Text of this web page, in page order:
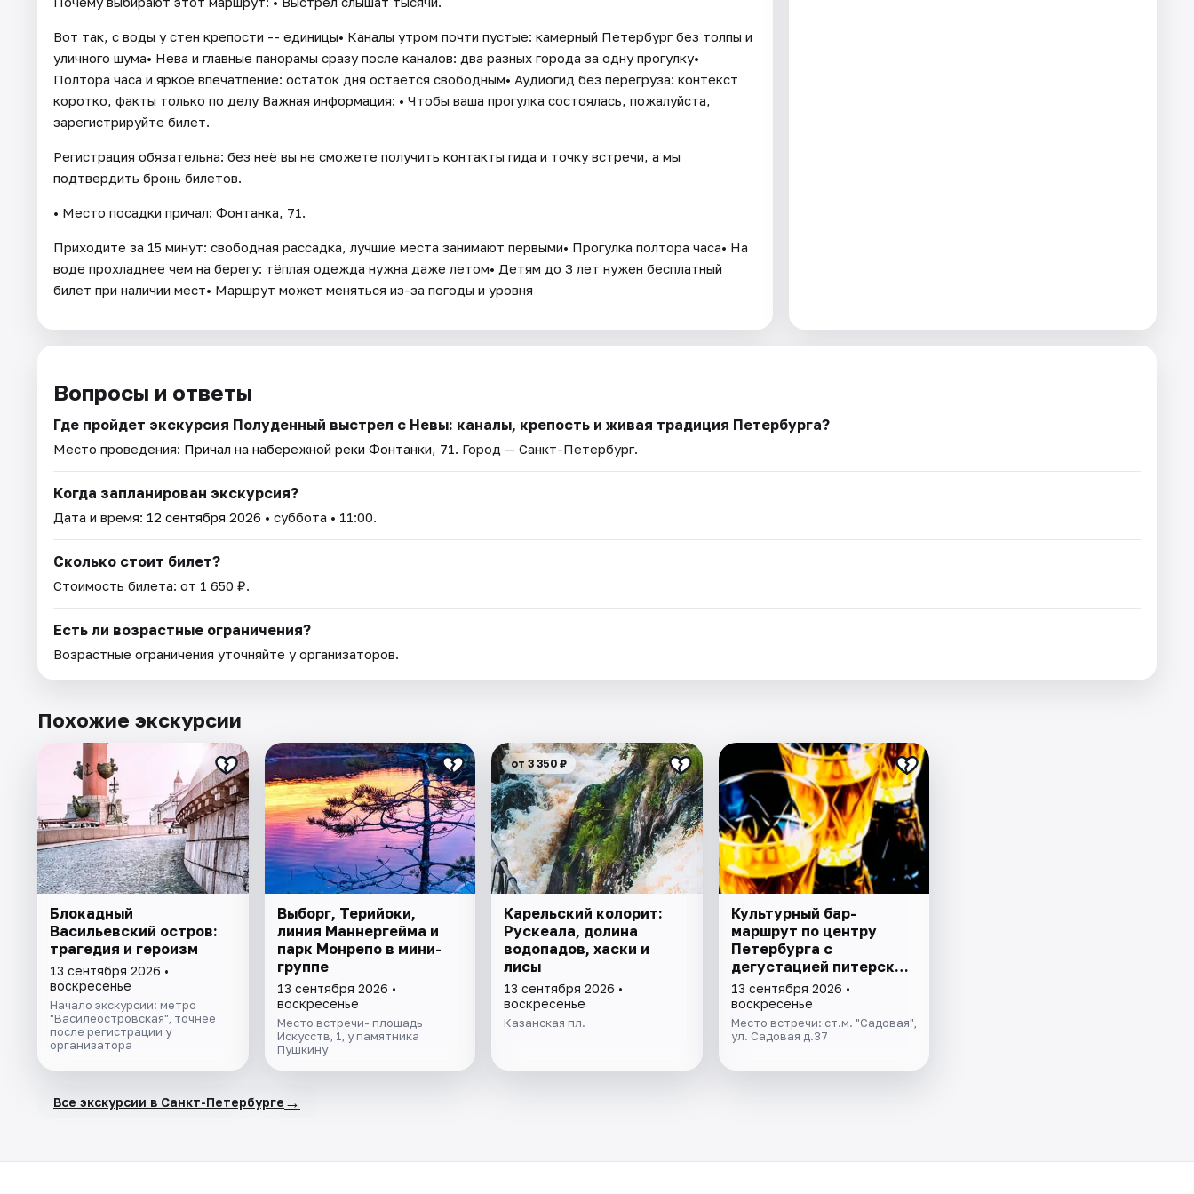
Вот так, с воды у стен крепости -- единицы• Каналы утром почти пустые: камерный Петербург без толпы и
уличного шума• Нева и главные панорамы сразу после каналов: два разных города за одну прогулку•
Полтора часа и яркое впечатление: остаток дня остаётся свободным• Аудиогид без перегруза: контекст
коротко, факты только по делу Важная информация: • Чтобы ваша прогулка состоялась, пожалуйста,
зарегистрируйте билет.
Регистрация обязательна: без неё вы не сможете получить контакты гида и точку встречи, а мы
подтвердить бронь билетов.
• Место посадки причал: Фонтанка, 71.
Приходите за 15 минут: свободная рассадка, лучшие места занимают первыми• Прогулка полтора часа• На
воде прохладнее чем на берегу: тёплая одежда нужна даже летом• Детям до 3 лет нужен бесплатный
билет при наличии мест• Маршрут может меняться из-за погоды и уровня
Вопросы и ответы
Где пройдет экскурсия Полуденный выстрел с Невы: каналы, крепость и живая традиция Петербурга?
Место проведения: Причал на набережной реки Фонтанки, 71. Город — Санкт-Петербург.
Когда запланирован экскурсия?
Дата и время: 12 сентября 2026 • суббота • 11:00.
Сколько стоит билет?
Стоимость билета: от 1 650 ₽.
Есть ли возрастные ограничения?
Возрастные ограничения уточняйте у организаторов.
Похожие экскурсии
Блокадный
Васильевский остров:
трагедия и героизм
13 сентября 2026 •
воскресенье
Начало экскурсии: метро
"Василеостровская", точнее
после регистрации у
организатора
Выборг, Терийоки,
линия Маннергейма и
парк Монрепо в мини-
группе
13 сентября 2026 •
воскресенье
Место встречи- площадь
Искусств, 1, у памятника
Пушкину
от 3 350 ₽
Карельский колорит:
Рускеала, долина
водопадов, хаски и
лисы
13 сентября 2026 •
воскресенье
Казанская пл.
Культурный бар-
маршрут по центру
Петербурга с
дегустацией питерских
настоек
13 сентября 2026 •
воскресенье
Место встречи: ст.м. "Садовая",
ул. Садовая д.37
Все экскурсии в Санкт-Петербурге →